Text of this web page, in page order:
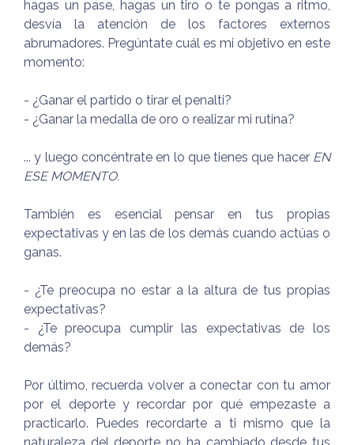
hagas un pase, hagas un tiro o te pongas a ritmo,
desvía la atención de los factores externos
abrumadores. Pregúntate cuál es mi objetivo en este
momento:
- ¿Ganar el partido o tirar el penalti?
- ¿Ganar la medalla de oro o realizar mi rutina?
... y luego concéntrate en lo que tienes que hacer EN
ESE MOMENTO.
También es esencial pensar en tus propias
expectativas y en las de los demás cuando actúas o
ganas.
- ¿Te preocupa no estar a la altura de tus propias
expectativas?
- ¿Te preocupa cumplir las expectativas de los
demás?
Por último, recuerda volver a conectar con tu amor
por el deporte y recordar por qué empezaste a
practicarlo. Puedes recordarte a ti mismo que la